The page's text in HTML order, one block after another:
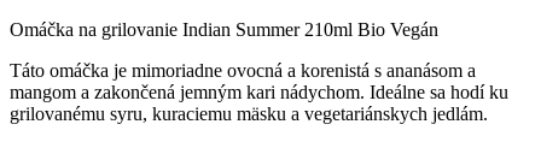
Omáčka na grilovanie Indian Summer 210ml Bio Vegán
Táto omáčka je mimoriadne ovocná a korenistá s ananásom a
mangom a zakončená jemným kari nádychom. Ideálne sa hodí ku
grilovanému syru, kuraciemu mäsku a vegetariánskych jedlám.